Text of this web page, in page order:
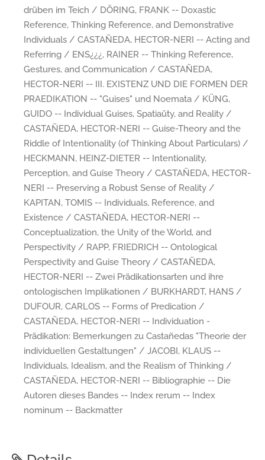
drüben im Teich / DÖRING, FRANK -- Doxastic
Reference, Thinking Reference, and Demonstrative
Individuals / CASTAÑEDA, HECTOR-NERI -- Acting and
Referring / ENS¿¿¿, RAINER -- Thinking Reference,
Gestures, and Communication / CASTAÑEDA,
HECTOR-NERI -- III. EXISTENZ UND DIE FORMEN DER
PRAEDIKATION -- "Guises" und Noemata / KÜNG,
GUIDO -- Individual Guises, Spatiaüty, and Reality /
CASTAÑEDA, HECTOR-NERI -- Guise-Theory and the
Riddle of Intentionality (of Thinking About Particulars) /
HECKMANN, HEINZ-DIETER -- Intentionality,
Perception, and Guise Theory / CASTAÑEDA, HECTOR-
NERI -- Preserving a Robust Sense of Reality /
KAPITAN, TOMIS -- Individuals, Reference, and
Existence / CASTAÑEDA, HECTOR-NERI --
Conceptualization, the Unity of the World, and
Perspectivity / RAPP, FRIEDRICH -- Ontological
Perspectivity and Guise Theory / CASTAÑEDA,
HECTOR-NERI -- Zwei Prädikationsarten und ihre
ontologischen Implikationen / BURKHARDT, HANS /
DUFOUR, CARLOS -- Forms of Predication /
CASTAÑEDA, HECTOR-NERI -- Individuation -
Prädikation: Bemerkungen zu Castañedas "Theorie der
individuellen Gestaltungen" / JACOBI, KLAUS --
Individuals, Idealism, and the Realism of Thinking /
CASTAÑEDA, HECTOR-NERI -- Bibliographie -- Die
Autoren dieses Bandes -- Index rerum -- Index
nominum -- Backmatter